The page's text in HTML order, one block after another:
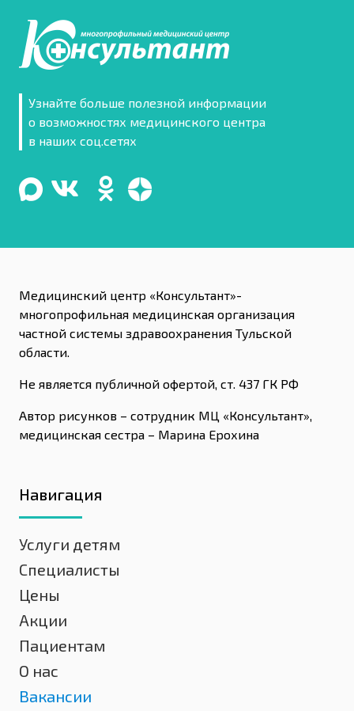
Узнайте больше полезной информации
о возможностях медицинского центра
в наших соц.сетях
Медицинский центр «Консультант»-
многопрофильная медицинская организация
частной системы здравоохранения Тульской
области.
Не является публичной офертой, ст. 437 ГК РФ
Автор рисунков – сотрудник МЦ «Консультант»,
медицинская сестра – Марина Ерохина
Навигация
Услуги детям
Специалисты
Цены
Акции
Пациентам
О нас
Вакансии